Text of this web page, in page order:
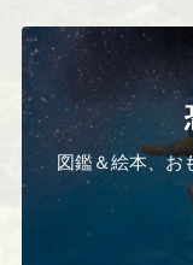
図鑑＆絵本、お